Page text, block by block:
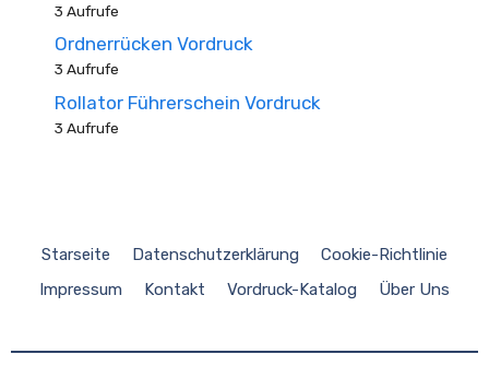
3 Aufrufe
Ordnerrücken Vordruck
3 Aufrufe
Rollator Führerschein Vordruck
3 Aufrufe
Starseite Datenschutzerklärung
Cookie-Richtlinie
Impressum
Kontakt Vordruck-Katalog Über Uns